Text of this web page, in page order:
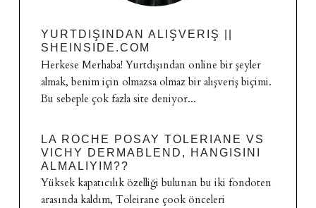
YURTDIŞINDAN ALIŞVERIŞ ||
SHEINSIDE.COM
Herkese Merhaba! Yurtdışından online bir şeyler
almak, benim için olmazsa olmaz bir alışveriş biçimi.
Bu sebeple çok fazla site deniyor...
LA ROCHE POSAY TOLERIANE VS
VICHY DERMABLEND, HANGISINI
ALMALIYIM??
Yüksek kapatıcılık özelliği bulunan bu iki fondoten
arasında kaldım, Toleirane çook önceleri